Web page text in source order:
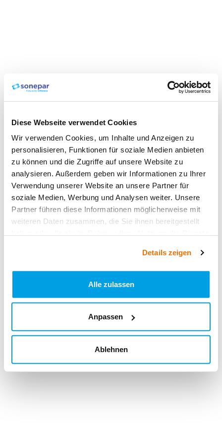
Diese Webseite verwendet Cookies
Wir verwenden Cookies, um Inhalte und Anzeigen zu
personalisieren, Funktionen für soziale Medien anbieten
zu können und die Zugriffe auf unsere Website zu
analysieren. Außerdem geben wir Informationen zu Ihrer
Verwendung unserer Website an unsere Partner für
soziale Medien, Werbung und Analysen weiter. Unsere
Partner führen diese Informationen möglicherweise mit
weiteren Daten zusammen, die Sie ihnen bereitgestellt
Details zeigen
Alle zulassen
Anpassen
Ablehnen